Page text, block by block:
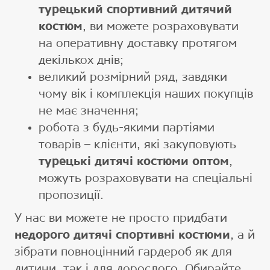
турецький спортивний дитячий
костюм, ви можете розраховувати
на оперативну доставку протягом
декількох днів;
великий розмірний ряд, завдяки
чому вік і комплекція наших покупців
не має значення;
робота з будь-якими партіями
товарів – клієнти, які закуповують
турецькі дитячі костюми оптом,
можуть розраховувати на спеціальні
пропозиції.
У нас ви можете не просто придбати
недорого дитячі спортивні костюми, а й
зібрати повноцінний гардероб як для